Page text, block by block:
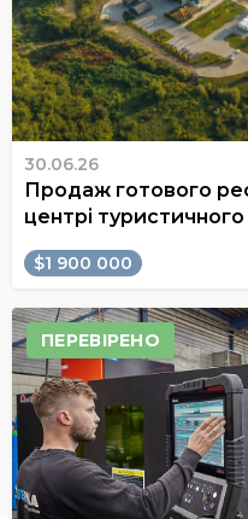
30.06.26
Продаж готового
центрі
$1 900 000
ПЕРЕВІРЕНО